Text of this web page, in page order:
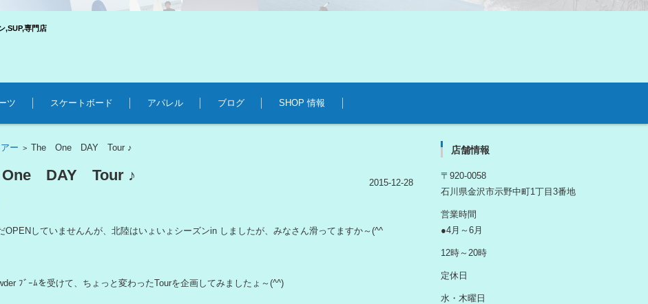
,SUP,専門店
ツ スケートボード アパレル ブログ SHOP 情報
ー > The One DAY Tour ♪
DAY Tour ♪ 2015-12-28
OPENしていませんんが、北陸はいょいょシーズンin しましたが、みなさん滑ってますか～(^^ゞ
ﾌﾞｰﾑを受けて、ちょっと変わったTourを企画してみましたょ～(^^)
店舗情報
〒920-0058
石川県金沢市示野中町1丁目3番地
営業時間
●4月～6月
12時～20時
定休日
水・木曜日